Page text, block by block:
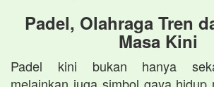
Padel, Olahraga Tren
Masa Kini
Padel kini bukan hanya